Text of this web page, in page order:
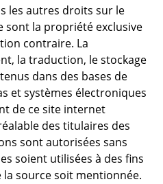
les autres droits sur le
sont la propriété exclusive
contraire. La
la traduction, le stockage
dans des bases de
et systèmes électroniques
de ce site internet
des titulaires des
sont autorisées sans
soient utilisées à des fins
source soit mentionnée.